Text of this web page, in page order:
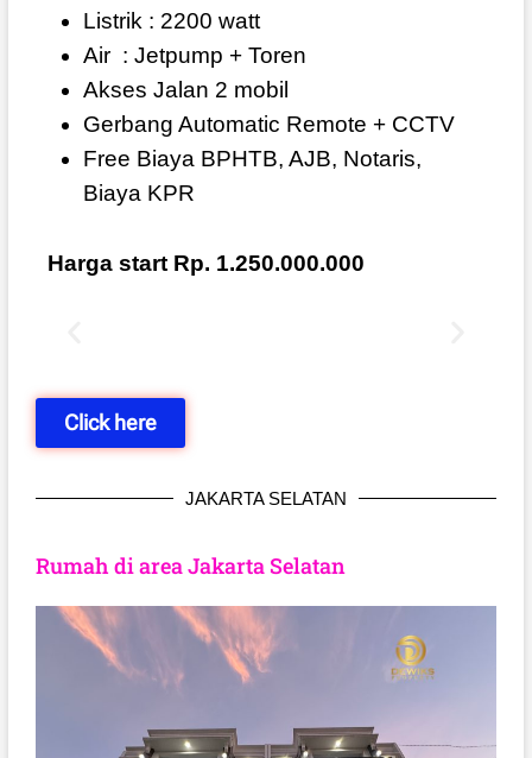
Listrik : 2200 watt
Air : Jetpump + Toren
Akses Jalan 2 mobil
Gerbang Automatic Remote + CCTV
Free Biaya BPHTB, AJB, Notaris,
Biaya KPR
Harga start Rp. 1.250.000.000
Click here
JAKARTA SELATAN
Rumah di area Jakarta Selatan